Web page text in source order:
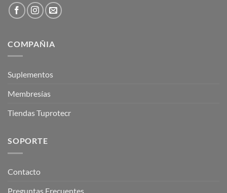
COMPAÑIA
Suplementos
Membresías
Tiendas Tuprotecr
SOPORTE
Contacto
Preguntas Frecuentes